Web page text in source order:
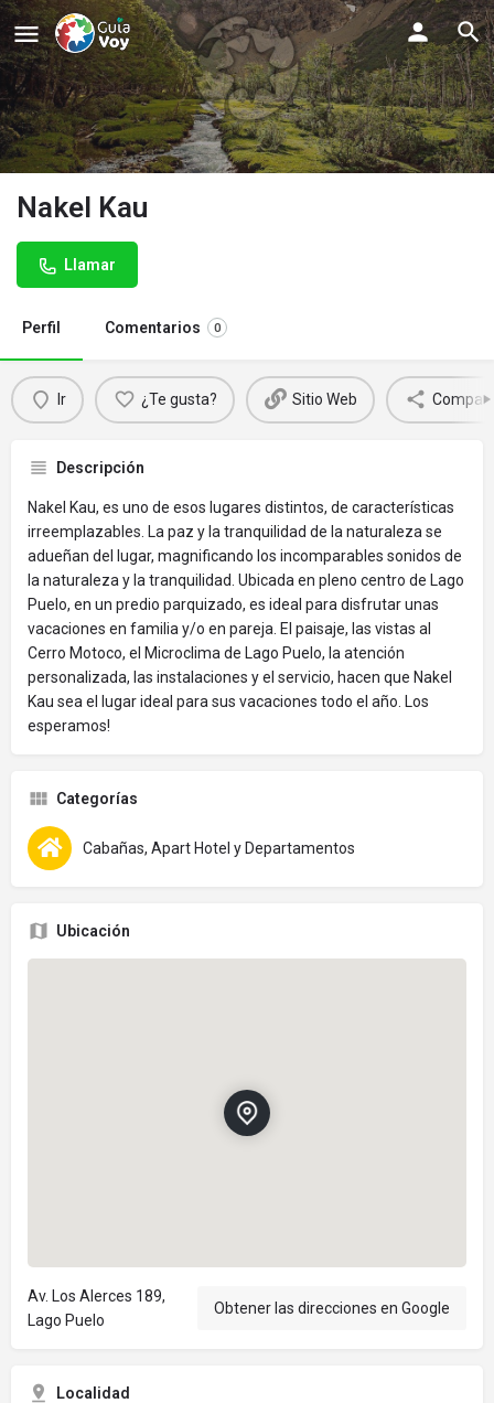
Nakel Kau
Llamar
Perfil Comentarios 0
Ir ¿Te gusta? Sitio Web
Descripción
Nakel Kau, es uno de esos lugares distintos, de características
irreemplazables. La paz y la tranquilidad de la naturaleza se
adueñan del lugar, magnificando los incomparables sonidos de
la naturaleza y la tranquilidad. Ubicada en pleno centro de Lago
Puelo, en un predio parquizado, es ideal para disfrutar unas
vacaciones en familia y/o en pareja. El paisaje, las vistas al
Cerro Motoco, el Microclima de Lago Puelo, la atención
personalizada, las instalaciones y el servicio, hacen que Nakel
Kau sea el lugar ideal para sus vacaciones todo el año. Los
esperamos!
Categorías
Cabañas, Apart Hotel y Departamentos
Ubicación
Av. Los Alerces 189,
Lago Puelo
Obtener las direcciones en Google
Localidad